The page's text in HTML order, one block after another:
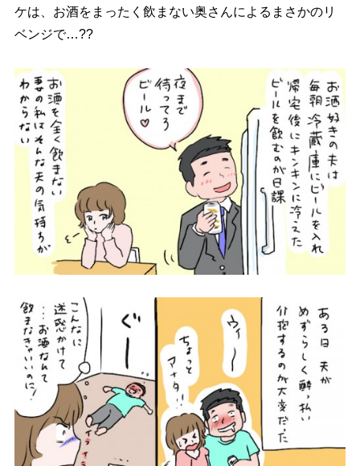
ケは、お酒をまったく飲まない奥さんによるまさかのリ
ベンジで…??